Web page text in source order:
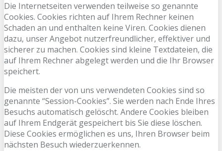
Die Internetseiten verwenden teilweise so genannte
Cookies. Cookies richten auf Ihrem Rechner keinen
Schaden an und enthalten keine Viren. Cookies dienen
dazu, unser Angebot nutzerfreundlicher, effektiver und
sicherer zu machen. Cookies sind kleine Textdateien, die
auf Ihrem Rechner abgelegt werden und die Ihr Browser
speichert.
Die meisten der von uns verwendeten Cookies sind so
genannte “Session-Cookies”. Sie werden nach Ende Ihres
Besuchs automatisch gelöscht. Andere Cookies bleiben
auf Ihrem Endgerät gespeichert bis Sie diese löschen.
Diese Cookies ermöglichen es uns, Ihren Browser beim
nächsten Besuch wiederzuerkennen.